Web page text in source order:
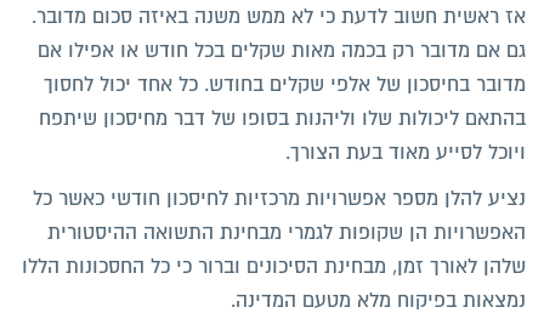
אז ראשית חשוב לדעת כי לא ממש משנה באיזה סכום מדובר.
גם אם מדובר רק בכמה מאות שקלים בכל חודש או אפילו אם
מדובר בחיסכון של אלפי שקלים בחודש. כל אחד יכול לחסוך
בהתאם ליכולות שלו וליהנות בסופו של דבר מחיסכון שיתפח
ויוכל לסייע מאוד בעת הצורך.
נציע להלן מספר אפשרויות מרכזיות לחיסכון חודשי כאשר כל
האפשרויות הן שקופות לגמרי מבחינת התשואה ההיסטורית
שלהן לאורך זמן, מבחינת הסיכונים וברור כי כל החסכונות הללו
נמצאות בפיקוח מלא מטעם המדינה.